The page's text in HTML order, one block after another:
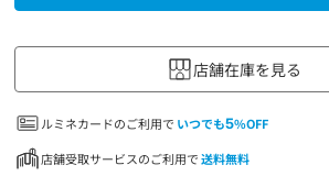
店舗在庫を見る
ルミネカードのご利用で いつでも5%OFF
店舗受取サービスのご利用で送料無料